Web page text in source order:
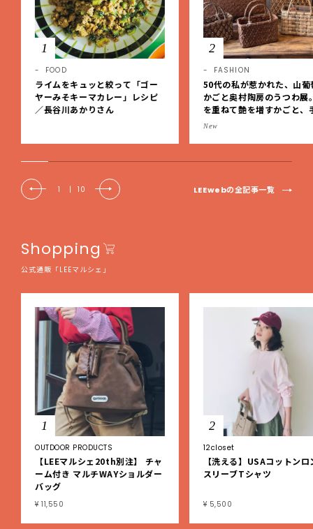
1
FOOD
ライムをキュッと絞って「ゴー
ヤーみそキーマカレー」レシピ
／長谷川あかりさん
2
FASHION
50代の私が惹かれた、山葡
かごと奥村陶房のうつわ展
を重ねて艶を増すかごと、
事の美しさに出会いました
New
1 | 10 LEEwebの全記事一覧
Shopping
公式通販「LEEマルシェ」
1
OUTDOOR PRODUCTS
【LEEマルシェ20th別注】 チャ
ーム付き マルチWAYショルダー
バッグ
¥ 11,550
2
12closet
【洗える】USAコットンロ
スリーブTシャツ
¥ 5,500